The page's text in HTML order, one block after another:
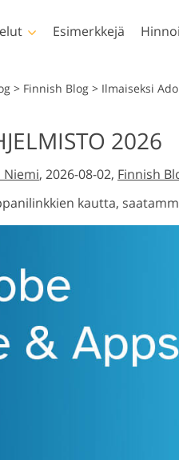
Kehon retusointi
luomat mallit
vaatteille
Esimerkkejä
Photoshop
toiminnot
siveltimet
peittokuvat
tekstuurit
Kaikki
Häät
> Finnish Blog > Ilmaiseksi
2026
Niemi, 2026-08-02, Finnish
kautta,